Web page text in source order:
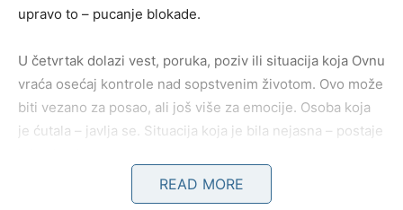
upravo to – pucanje blokade.
U četvrtak dolazi vest, poruka, poziv ili situacija koja Ovnu
vraća osećaj kontrole nad sopstvenim životom. Ovo može
biti vezano za posao, ali još više za emocije. Osoba koja
je ćutala – javlja se. Situacija koja je bila nejasna – postaje
Petak Ovnu donosi hrabrost kakvu nije imao dugo. On
READ MORE